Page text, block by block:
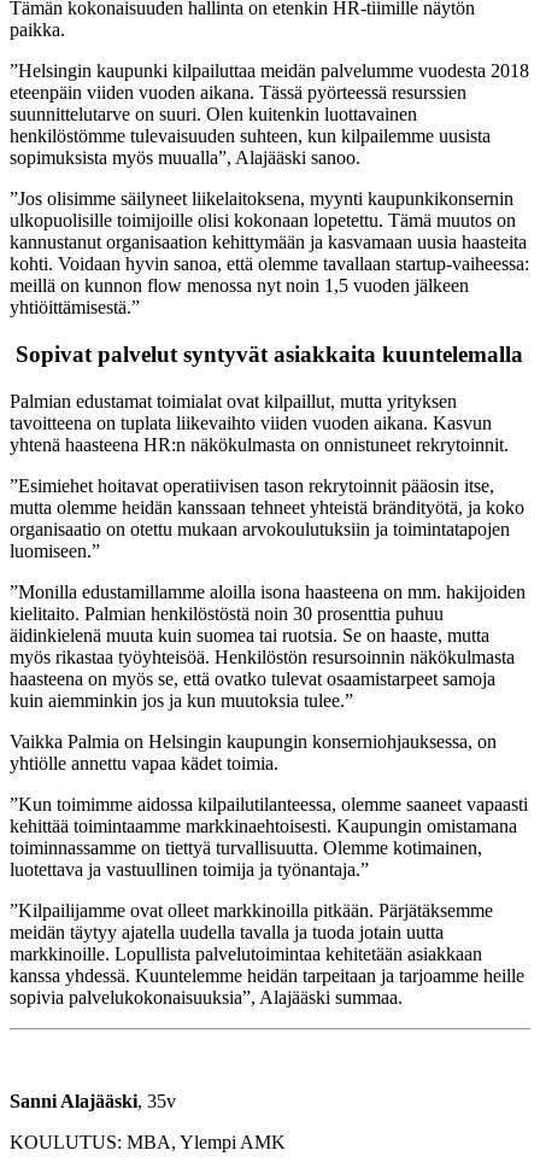
Tämän kokonaisuuden hallinta on etenkin HR-tiimille näytön
paikka.
”Helsingin kaupunki kilpailuttaa meidän palvelumme vuodesta 2018
eteenpäin viiden vuoden aikana. Tässä pyörteessä resurssien
suunnittelutarve on suuri. Olen kuitenkin luottavainen
henkilöstömme tulevaisuuden suhteen, kun kilpailemme uusista
sopimuksista myös muualla”, Alajääski sanoo.
”Jos olisimme säilyneet liikelaitoksena, myynti kaupunkikonsernin
ulkopuolisille toimijoille olisi kokonaan lopetettu. Tämä muutos on
kannustanut organisaation kehittymään ja kasvamaan uusia haasteita
kohti. Voidaan hyvin sanoa, että olemme tavallaan startup-vaiheessa:
meillä on kunnon flow menossa nyt noin 1,5 vuoden jälkeen
yhtiöittämisestä.”
Sopivat palvelut syntyvät asiakkaita kuuntelemalla
Palmian edustamat toimialat ovat kilpaillut, mutta yrityksen
tavoitteena on tuplata liikevaihto viiden vuoden aikana. Kasvun
yhtenä haasteena HR:n näkökulmasta on onnistuneet rekrytoinnit.
”Esimiehet hoitavat operatiivisen tason rekrytoinnit pääosin itse,
mutta olemme heidän kanssaan tehneet yhteistä brändityötä, ja koko
organisaatio on otettu mukaan arvokoulutuksiin ja toimintatapojen
luomiseen.”
”Monilla edustamillamme aloilla isona haasteena on mm. hakijoiden
kielitaito. Palmian henkilöstöstä noin 30 prosenttia puhuu
äidinkielenä muuta kuin suomea tai ruotsia. Se on haaste, mutta
myös rikastaa työyhteisöä. Henkilöstön resursoinnin näkökulmasta
haasteena on myös se, että ovatko tulevat osaamistarpeet samoja
kuin aiemminkin jos ja kun muutoksia tulee.”
Vaikka Palmia on Helsingin kaupungin konserniohjauksessa, on
yhtiölle annettu vapaa kädet toimia.
”Kun toimimme aidossa kilpailutilanteessa, olemme saaneet vapaasti
kehittää toimintaamme markkinaehtoisesti. Kaupungin omistamana
toiminnassamme on tiettyä turvallisuutta. Olemme kotimainen,
luotettava ja vastuullinen toimija ja työnantaja.”
”Kilpailijamme ovat olleet markkinoilla pitkään. Pärjätäksemme
meidän täytyy ajatella uudella tavalla ja tuoda jotain uutta
markkinoille. Lopullista palvelutoimintaa kehitetään asiakkaan
kanssa yhdessä. Kuuntelemme heidän tarpeitaan ja tarjoamme heille
sopivia palvelukokonaisuuksia”, Alajääski summaa.
Sanni Alajääski, 35v
KOULUTUS: MBA, Ylempi AMK